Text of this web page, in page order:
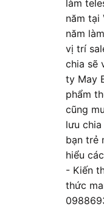
làm
năm tại
năm
vị trí
chia sẽ
ty May
phẩm
cũng
lưu
bạn trẻ
hiểu
- Kiến
thức